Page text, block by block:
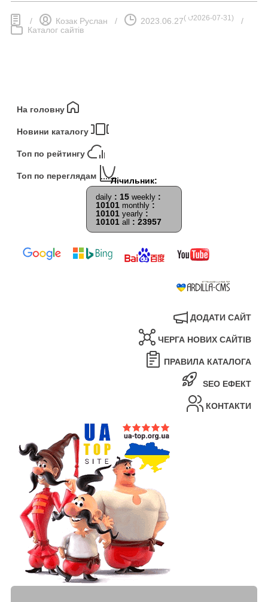
/ Козак Руслан / 2023.06.27( ⮍2026-07-31 )
/
Каталог сайтів
На головну
Новини каталогу
Топ по рейтингу
Топ по переглядам
daily : 15 weekly :
10101 monthly :
10101 yearly :
10101 all : 23957
ДОДАТИ САЙТ
ЧЕРГА НОВИХ САЙТІВ
ПРАВИЛА КАТАЛОГА
SEO ЕФЕКТ
КОНТАКТИ